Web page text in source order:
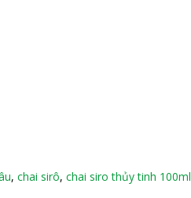
, chai sirô, chai siro thủy tinh 100ml